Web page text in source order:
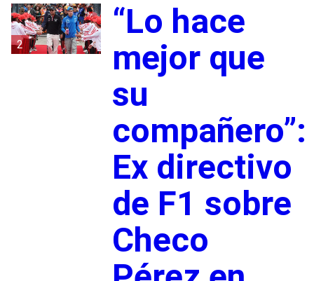
2
“Lo hace
mejor que
su
compañero”:
Ex directivo
de F1 sobre
Checo